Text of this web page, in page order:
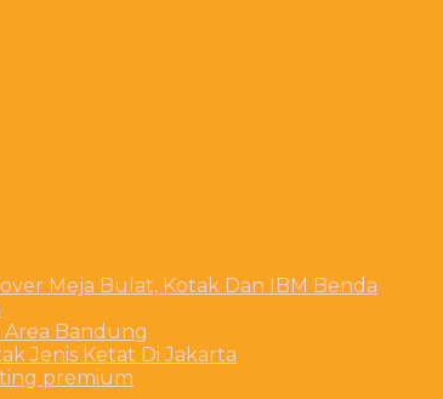
Meja Bulat, Kotak Dan IBM Benda
Area Bandung
Jenis Ketat Di Jakarta
premium